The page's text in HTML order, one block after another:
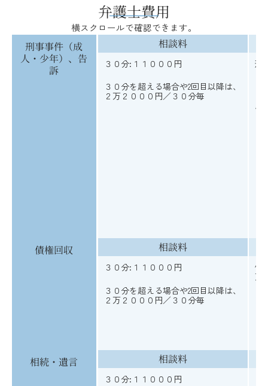
弁護士費用
横スクロールで確認できます。
刑事事件（成
人・少年）、告
訴
相談料
３０分:１１０００円
３０分を超える場合や2回目以降は、
２万２０００円／３０分毎
刑
告
債権回収 相談料
３０分:１１０００円
３０分を超える場合や2回目以降は、
２万２０００円／３０分毎
債
万
相続・遺言 相談料
３０分:１１０００円